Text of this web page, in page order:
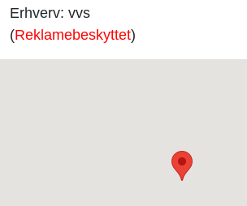
Erhverv: vvs
(Reklamebeskyttet)